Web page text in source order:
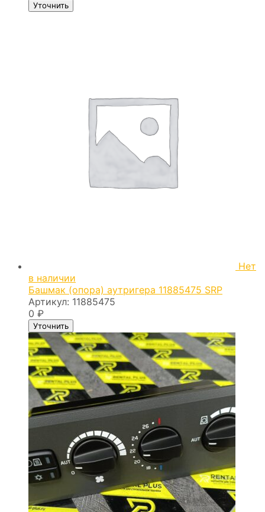
Уточнить
Нет
в наличии
Башмак (опора) аутригера 11885475 SRP
Артикул: 11885475
0 ₽
Уточнить